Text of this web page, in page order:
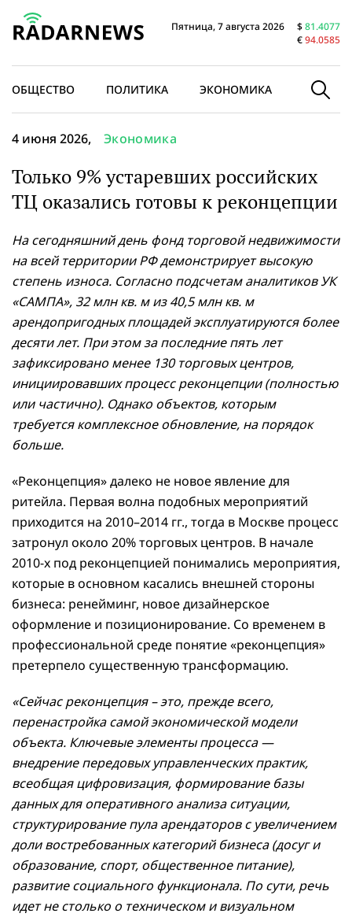
Пятница, 7 августа 2026 $81.4077
€94.0585
ОБЩЕСТВО ПОЛИТИКА ЭКОНОМИКА В МИРЕ
4 июня 2026, Экономика
Только 9% устаревших российских
ТЦ оказались готовы к реконцепции
На сегодняшний день фонд торговой недвижимости
на всей территории РФ демонстрирует высокую
степень износа. Согласно подсчетам аналитиков УК
«САМПА», 32 млн кв. м из 40,5 млн кв. м
арендопригодных площадей эксплуатируются более
десяти лет. При этом за последние пять лет
зафиксировано менее 130 торговых центров,
инициировавших процесс реконцепции (полностью
или частично). Однако объектов, которым
требуется комплексное обновление, на порядок
больше.
«Реконцепция» далеко не новое явление для
ритейла. Первая волна подобных мероприятий
приходится на 2010–2014 гг., тогда в Москве процесс
затронул около 20% торговых центров. В начале
2010-х под реконцепцией понимались мероприятия,
которые в основном касались внешней стороны
бизнеса: ренейминг, новое дизайнерское
оформление и позиционирование. Со временем в
профессиональной среде понятие «реконцепция»
претерпело существенную трансформацию.
«Сейчас реконцепция – это, прежде всего,
перенастройка самой экономической модели
объекта. Ключевые элементы процесса —
внедрение передовых управленческих практик,
всеобщая цифровизация, формирование базы
данных для оперативного анализа ситуации,
структурирование пула арендаторов с увеличением
доли востребованных категорий бизнеса (досуг и
образование, спорт, общественное питание),
развитие социального функционала. По сути, речь
идет не столько о техническом и визуальном